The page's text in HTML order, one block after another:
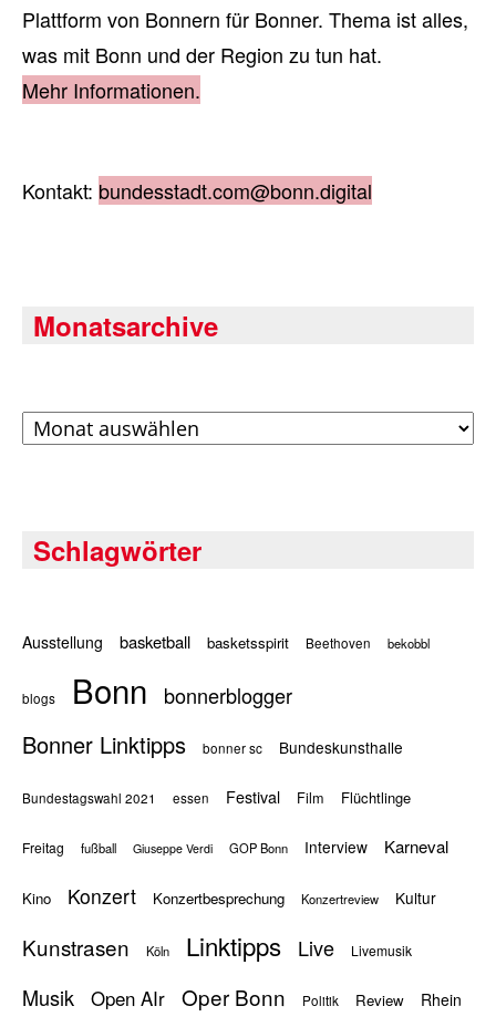
Plattform von Bonnern für Bonner. Thema ist alles,
was mit Bonn und der Region zu tun hat.
Mehr Informationen.
Kontakt: bundesstadt.com@bonn.digital
Monatsarchive
Archiv
Schlagwörter
Ausstellung basketball basketsspirit Beethoven bekobbl
blogs Bonn bonnerblogger
Bonner Linktipps bonner sc Bundeskunsthalle
Bundestagswahl 2021 essen Festival Film Flüchtlinge
Freitag fußball Giuseppe Verdi GOP Bonn Interview Karneval
Kino Konzert Konzertbesprechung Konzertreview Kultur
Kunstrasen Köln Linktipps Live Livemusik
Musik Open AIr Oper Bonn Politik Review Rhein